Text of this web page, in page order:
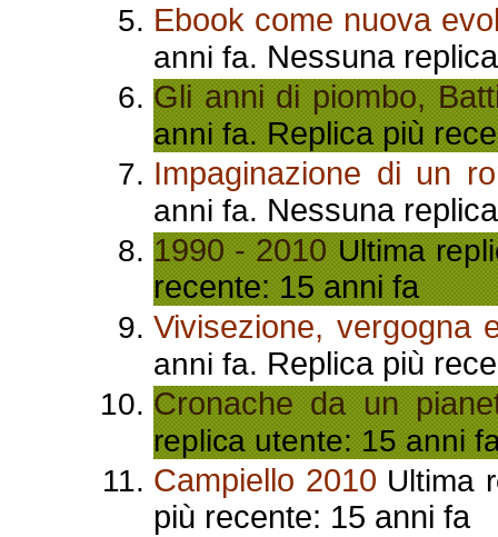
Ebook come nuova
anni fa. Nessuna
Gli anni di piombo,
anni fa. Replica più
Impaginazione di un
anni fa. Nessuna
1990 - 2010 Ultima
recente: 15 anni fa
Vivisezione, vergogna
anni fa. Replica più
Cronache da un
replica utente: 15 anni
Campiello 2010 Ultima
più recente: 15 anni fa